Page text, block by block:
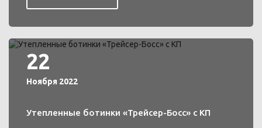
22
Ноября 2022
Утепленные ботинки «Трейсер-Босс» с КП